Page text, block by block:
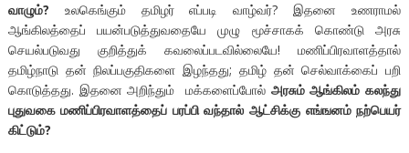
வாழும்? உலகெங்கும் தமிழர் எப்படி வாழ்வர்? இதனை உணராமல்
ஆங்கிலத்தைப் பயன்படுத்துவதையே முழு மூச்சாகக் கொண்டு அரசு
செயல்படுவது குறித்துக் கவலைப்படவில்லையே! மணிப்பிரவாளத்தால்
தமிழ்நாடு தன் நிலப்பகுதிகளை இழந்தது; தமிழ் தன் செல்வாக்கைப் பறி
கொடுத்தது. இதனை அறிந்தும் மக்களைப்போல் அரசும் ஆங்கிலம் கலந்து
புதுவகை மணிப்பிரவாளத்தைப் பரப்பி வந்தால் ஆட்சிக்கு எங்ஙனம் நற்பெயர்
கிட்டும்?